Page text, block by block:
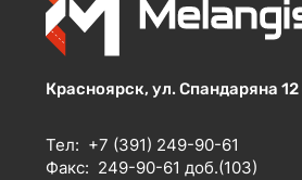
Красноярск, ул. Спандаряна 12
Тел: +7 (391) 249-90-61
Факс: 249-90-61 доб.(103)